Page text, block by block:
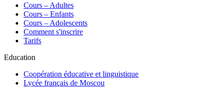
Сours – Adultes
Cours – Enfants
Cours – Adolescents
Comment s'inscrire
Tarifs
Education
Coopération éducative et linguistique
Lycée français de Moscou